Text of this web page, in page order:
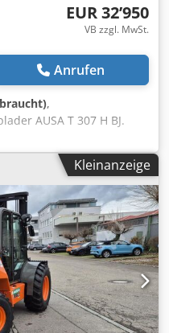
EUR 32’950
VB zzgl. MwSt.
Anrufen
,
AUSA T 307 H BJ.
Hubkraft 7 Meter
nur 2,07 Meter
- incl. Greiferschaufel -
- hydr.
Crodpfomxkatox
- sofort
NL
günstige Zustellung
Kleinanzeige